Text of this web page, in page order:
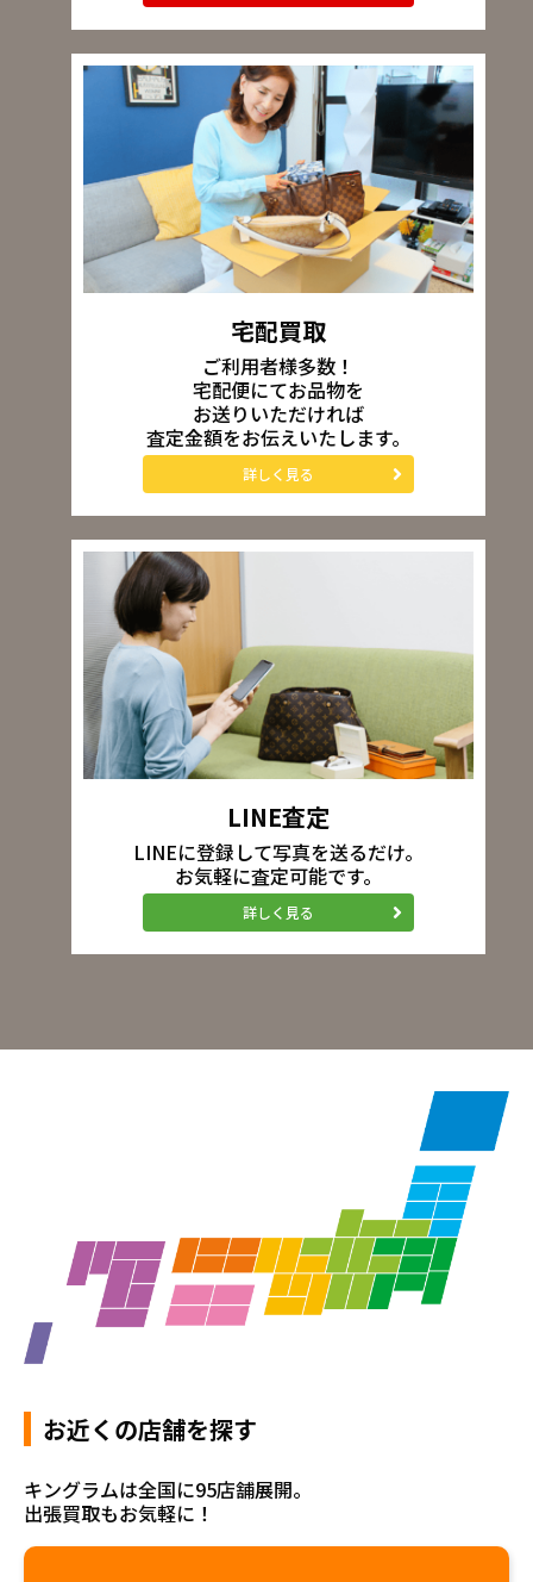
宅配買取
ご利用者様多数！
宅配便にてお品物を
お送りいただければ
査定金額をお伝えいたします。
詳しく見る
LINE査定
LINEに登録して写真を送るだけ。
お気軽に査定可能です。
詳しく見る
お近くの店舗を探す
キングラムは全国に95店舗展開。
出張買取もお気軽に！